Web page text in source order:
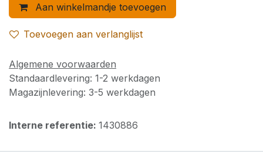
Aan winkelmandje toevoegen
Toevoegen aan verlanglijst
Algemene voorwaarden
Standaardlevering: 1-2 werkdagen
Magazijnlevering: 3-5 werkdagen
Interne referentie: 1430886